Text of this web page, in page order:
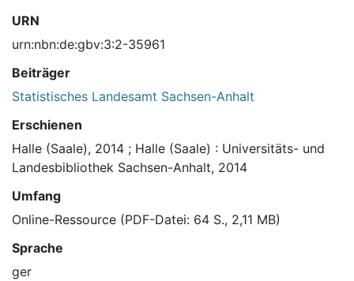
URN
urn:nbn:de:gbv:3:2-35961
Beiträger
Statistisches Landesamt Sachsen-Anhalt
Erschienen
Halle (Saale), 2014 ; Halle (Saale) : Universitäts- und
Landesbibliothek Sachsen-Anhalt, 2014
Umfang
Online-Ressource (PDF-Datei: 64 S., 2,11 MB)
Sprache
ger